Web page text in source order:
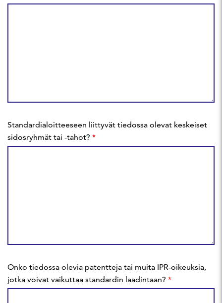
Standardialoitteeseen liittyvät tiedossa olevat keskeiset
sidosryhmät tai -tahot? *
Onko tiedossa olevia patentteja tai muita IPR-oikeuksia,
jotka voivat vaikuttaa standardin laadintaan? *